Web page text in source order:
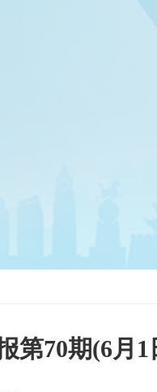
第70期(6月1